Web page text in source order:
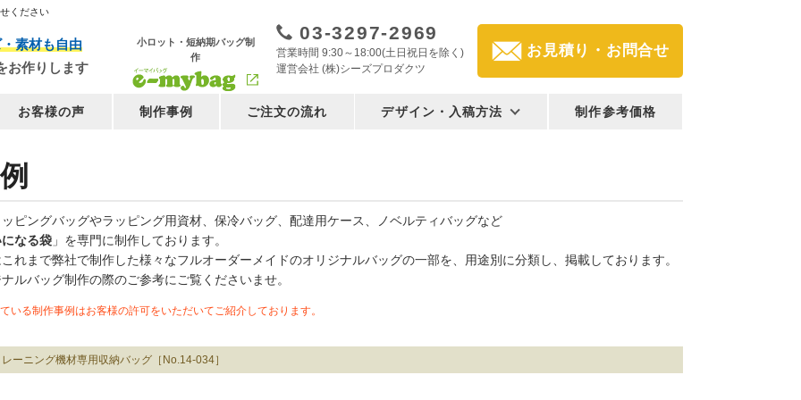
ください
素材も自由
お作りします
小ロット・短納期バッグ制
作
03-3297-2969
営業時間 9:30～18:00(土日祝日を除く)
運営会社 (株)シーズプロダクツ
お見積り・お問合せ
お客様の声 制作事例 ご注文の流れ デザイン・入稿方法 制作参考価格
ピングバッグやラッピング用資材、保冷バッグ、配達用ケース、ノベルティバッグなど
なる袋 」を専門に制作しております。
れまで弊社で制作した様々なフルオーダーメイドのオリジナルバッグの一部を、用途別に分類し、掲載しております。
ルバッグ制作の際のご参考にご覧くださいませ。
いる制作事例はお客様の許可をいただいてご紹介しております。
ーニング機材専用収納バッグ［No.14-034］